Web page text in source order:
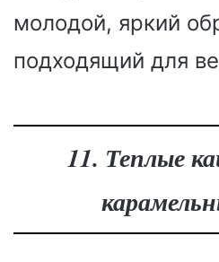
молодой, яркий
подходящий для
11. Теплые